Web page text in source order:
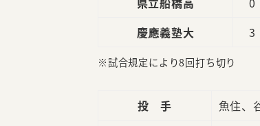
慶應義塾大
3
※試合規定により8回打ち切り
投 手
魚住、